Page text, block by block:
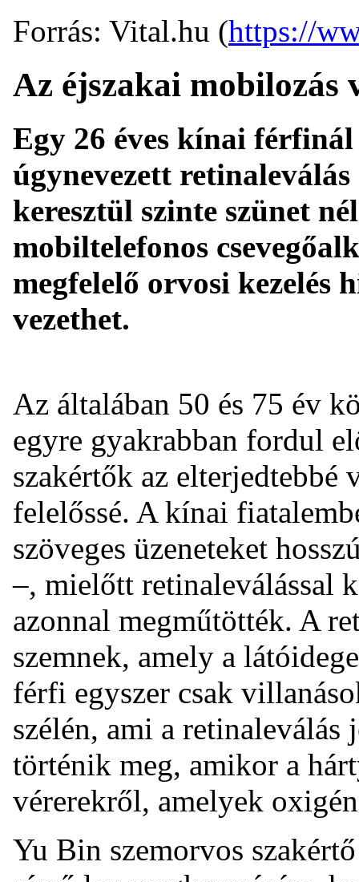
Forrás: Vital.hu (https://
Az éjszakai mobilozás
Egy 26 éves kínai
úgynevezett
keresztül szinte szünet
mobiltelefonos
megfelelő orvosi kezelés
vezethet.
Az általában 50 és 75 év
egyre gyakrabban fordul
szakértők az elterjedtebbé
felelőssé. A kínai
szöveges üzeneteket
–, mielőtt retinaleválással
azonnal megműtötték. A
szemnek, amely a
férfi egyszer csak
szélén, ami a retinaleválás
történik meg, amikor a
vérerekről, amelyek
Yu Bin szemorvos